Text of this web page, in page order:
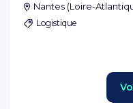
Nantes (Loire-
Logistique